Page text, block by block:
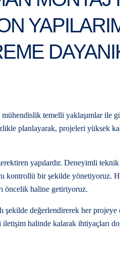
temelli yaklaşımlar ile
planlayarak, projeleri yüksek
yapılardır. Deneyimli
kontrollü bir şekilde yönetiyoruz.
öncelik haline getiriyoruz.
şekilde değerlendirerek her projeye
halinde kalarak ihtiyaçları